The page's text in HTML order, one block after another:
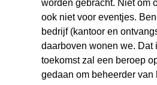
worden gebracht. Niet om
ook niet voor eventjes.
bedrijf (kantoor en
daarboven wonen we. Dat
toekomst zal een beroep
gedaan om beheerder van